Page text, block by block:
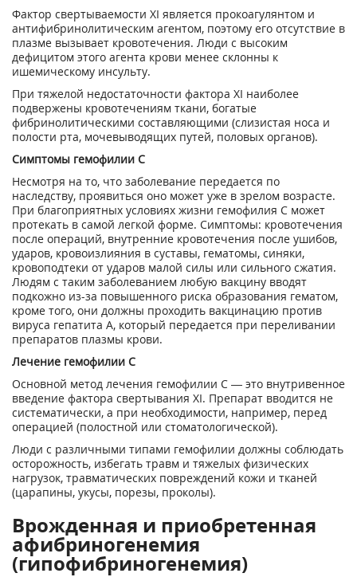
Фактор свертываемости XI является прокоагулянтом и
антифибринолитическим агентом, поэтому его отсутствие в
плазме вызывает кровотечения. Люди с высоким
дефицитом этого агента крови менее склонны к
ишемическому инсульту.
При тяжелой недостаточности фактора XI наиболее
подвержены кровотечениям ткани, богатые
фибринолитическими составляющими (слизистая носа и
полости рта, мочевыводящих путей, половых органов).
Симптомы гемофилии С
Несмотря на то, что заболевание передается по
наследству, проявиться оно может уже в зрелом возрасте.
При благоприятных условиях жизни гемофилия С может
протекать в самой легкой форме. Симптомы: кровотечения
после операций, внутренние кровотечения после ушибов,
ударов, кровоизлияния в суставы, гематомы, синяки,
кровоподтеки от ударов малой силы или сильного сжатия.
Людям с таким заболеванием любую вакцину вводят
подкожно из-за повышенного риска образования гематом,
кроме того, они должны проходить вакцинацию против
вируса гепатита А, который передается при переливании
препаратов плазмы крови.
Лечение гемофилии С
Основной метод лечения гемофилии С — это внутривенное
введение фактора свертывания XI. Препарат вводится не
систематически, а при необходимости, например, перед
операцией (полостной или стоматологической).
Люди с различными типами гемофилии должны соблюдать
осторожность, избегать травм и тяжелых физических
нагрузок, травматических повреждений кожи и тканей
(царапины, укусы, порезы, проколы).
Врожденная и приобретенная
афибриногенемия
(гипофибриногенемия)